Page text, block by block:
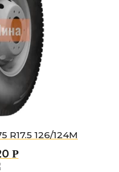
R17.5 126/124M
Р